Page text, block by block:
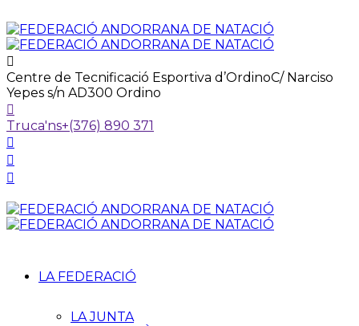
Centre de Tecnificació Esportiva d’OrdinoC/ Narciso
Yepes s/n AD300 Ordino
Truca'ns+(376) 890 371
LA FEDERACIÓ
LA JUNTA